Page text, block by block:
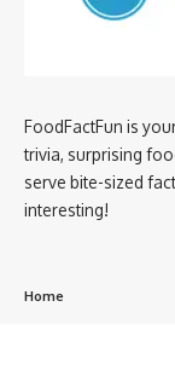
FoodFactFun is
trivia, surprising
serve bite-sized
interesting!
Home